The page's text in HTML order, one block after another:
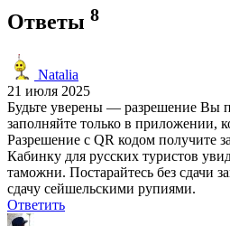
Ответы 8
Natalia
21 июля 2025
Будьте уверены — разрешение Вы
заполняйте только в приложении,
Разрешение с QR кодом получите
Кабинку для русских туристов
таможни. Постарайтесь без сдачи
сдачу сейшельскими рупиями.
Ответить